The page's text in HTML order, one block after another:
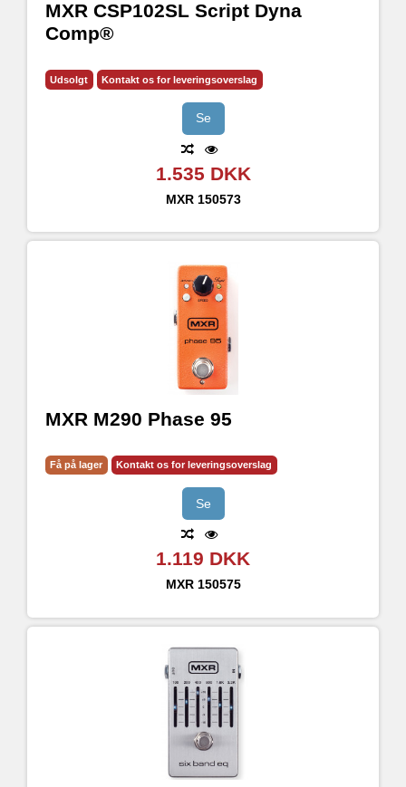
MXR CSP102SL Script Dyna
Comp®
Udsolgt Kontakt os for leveringsoverslag
Se
1.535 DKK
MXR 150573
MXR M290 Phase 95
Få på lager Kontakt os for leveringsoverslag
Se
1.119 DKK
MXR 150575